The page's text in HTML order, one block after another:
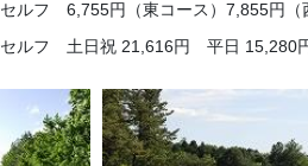
セルフ 6,755円（東コース）7,855
セルフ 土日祝 21,616円 平日